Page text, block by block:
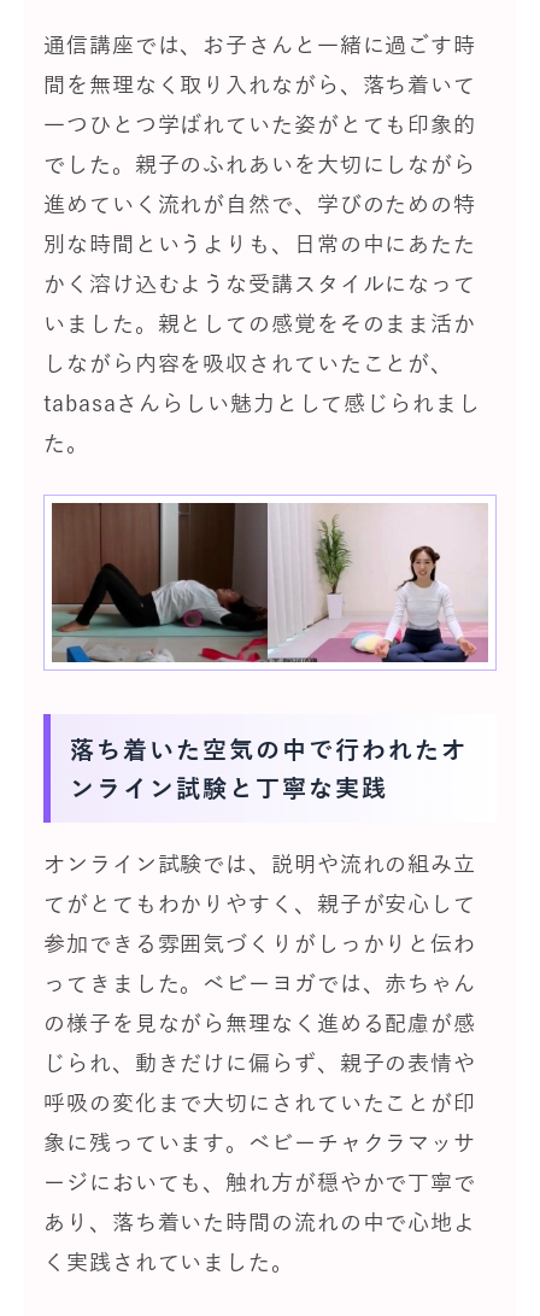
通信講座では、お子さんと一緒に過ごす時
間を無理なく取り入れながら、落ち着いて
一つひとつ学ばれていた姿がとても印象的
でした。親子のふれあいを大切にしながら
進めていく流れが自然で、学びのための特
別な時間というよりも、日常の中にあたた
かく溶け込むような受講スタイルになって
いました。親としての感覚をそのまま活か
しながら内容を吸収されていたことが、
tabasaさんらしい魅力として感じられまし
た。
落ち着いた空気の中で行われたオ
ンライン試験と丁寧な実践
オンライン試験では、説明や流れの組み立
てがとてもわかりやすく、親子が安心して
参加できる雰囲気づくりがしっかりと伝わ
ってきました。ベビーヨガでは、赤ちゃん
の様子を見ながら無理なく進める配慮が感
じられ、動きだけに偏らず、親子の表情や
呼吸の変化まで大切にされていたことが印
象に残っています。ベビーチャクラマッサ
ージにおいても、触れ方が穏やかで丁寧で
あり、落ち着いた時間の流れの中で心地よ
く実践されていました。